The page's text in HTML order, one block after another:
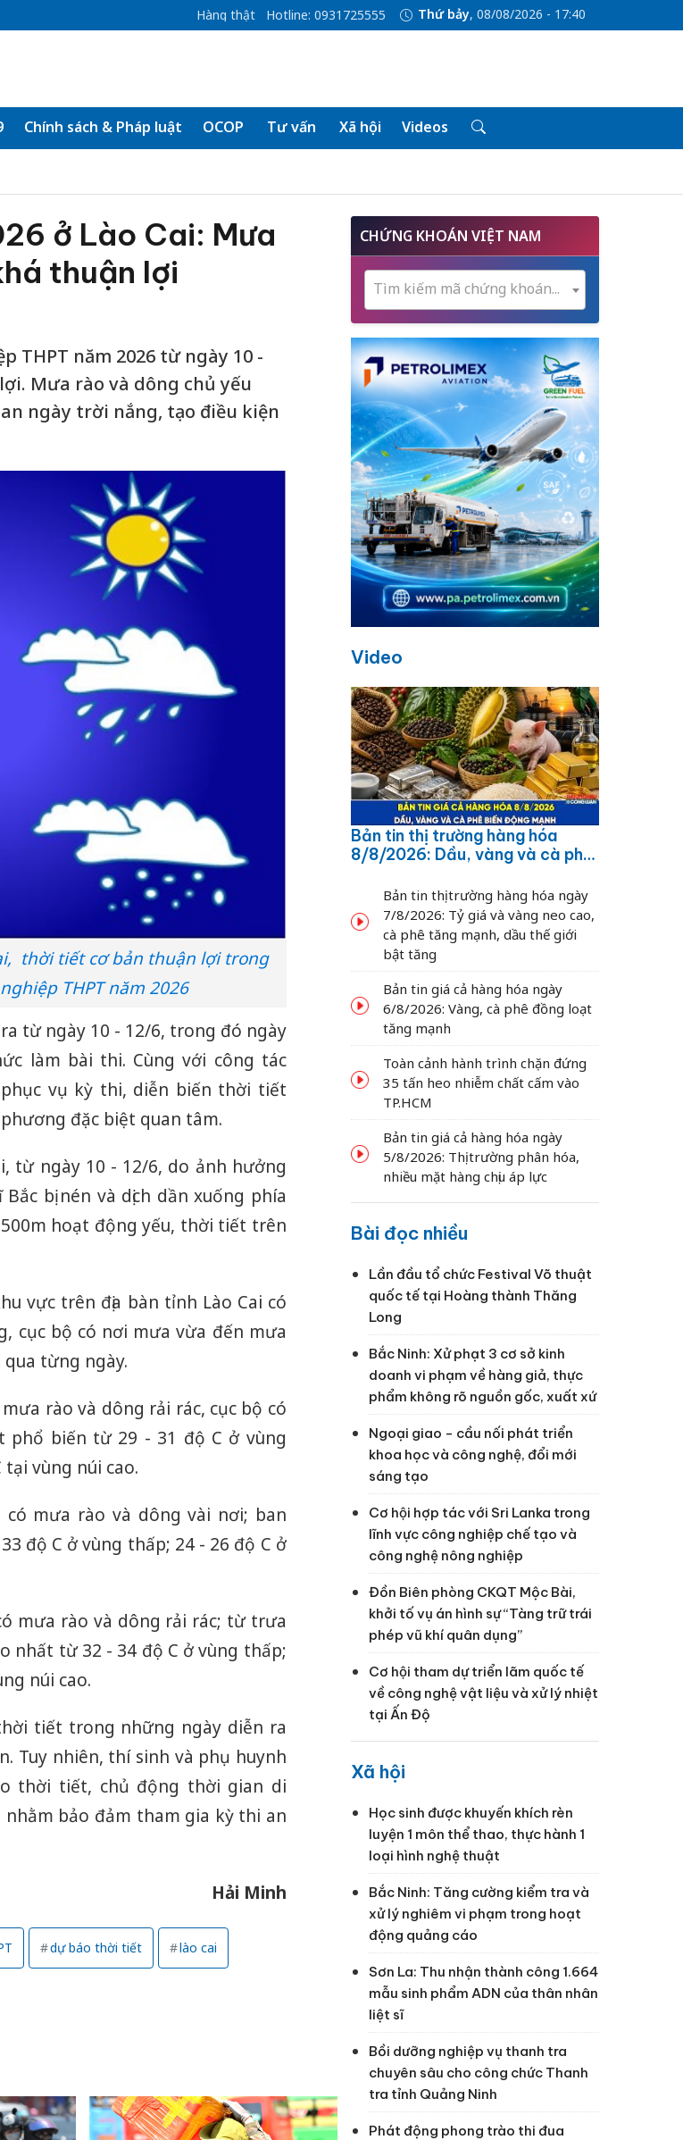
Hàng thật Hotline: 0931725555 Thứ bảy, 08/08/2026 - 17:41
Chính sách & Pháp luật OCOP Tư vấn Xã hội Videos
ở Lào Cai: Mưa
thuận lợi
năm 2026 từ ngày 10 -
Mưa rào và dông chủ yếu
ngày trời nắng, tạo điều kiện
thời tiết cơ bản thuận lợi trong
THPT năm 2026
từ ngày 10 - 12/6, trong đó ngày
làm bài thi. Cùng với công tác
vụ kỳ thi, diễn biến thời tiết
đặc biệt quan tâm.
từ ngày 10 - 12/6, do ảnh hưởng
bị nén và dịch dần xuống phía
hoạt động yếu, thời tiết trên
vực trên địa bàn tỉnh Lào Cai có
cục bộ có nơi mưa vừa đến mưa
từng ngày.
rào và dông rải rác, cục bộ có
biến từ 29 - 31 độ C ở vùng
tại vùng núi cao.
mưa rào và dông vài nơi; ban
độ C ở vùng thấp; 24 - 26 độ C ở
mưa rào và dông rải rác; từ trưa
nhất từ 32 - 34 độ C ở vùng thấp;
núi cao.
tiết trong những ngày diễn ra
Tuy nhiên, thí sinh và phụ huynh
thời tiết, chủ động thời gian di
nhằm bảo đảm tham gia kỳ thi an
Hải Minh
dự báo thời tiết lào cai
CHỨNG KHOÁN VIỆT NAM
Tìm kiếm mã chứng khoán...
Video
Bản tin thị trường hàng hóa
8/8/2026: Dầu, vàng và cà phê
Bản tin thị trường hàng hóa ngày
7/8/2026: Tỷ giá và vàng neo cao,
cà phê tăng mạnh, dầu thế giới
bật tăng
Bản tin giá cả hàng hóa ngày
6/8/2026: Vàng, cà phê đồng loạt
tăng mạnh
Toàn cảnh hành trình chặn đứng
35 tấn heo nhiễm chất cấm vào
TP.HCM
Bản tin giá cả hàng hóa ngày
5/8/2026: Thị trường phân hóa,
nhiều mặt hàng chịu áp lực
Bài đọc nhiều
Lần đầu tổ chức Festival Võ thuật
quốc tế tại Hoàng thành Thăng
Long
Bắc Ninh: Xử phạt 3 cơ sở kinh
doanh vi phạm về hàng giả, thực
phẩm không rõ nguồn gốc, xuất xứ
Ngoại giao - cầu nối phát triển
khoa học và công nghệ, đổi mới
sáng tạo
Cơ hội hợp tác với Sri Lanka trong
lĩnh vực công nghiệp chế tạo và
công nghệ nông nghiệp
Đồn Biên phòng CKQT Mộc Bài,
khởi tố vụ án hình sự “Tàng trữ trái
phép vũ khí quân dụng”
Cơ hội tham dự triển lãm quốc tế
về công nghệ vật liệu và xử lý nhiệt
tại Ấn Độ
Xã hội
Học sinh được khuyến khích rèn
luyện 1 môn thể thao, thực hành 1
loại hình nghệ thuật
Bắc Ninh: Tăng cường kiểm tra và
xử lý nghiêm vi phạm trong hoạt
động quảng cáo
Sơn La: Thu nhận thành công 1.664
mẫu sinh phẩm ADN của thân nhân
liệt sĩ
Bồi dưỡng nghiệp vụ thanh tra
chuyên sâu cho công chức Thanh
tra tỉnh Quảng Ninh
Phát động phong trào thi đua